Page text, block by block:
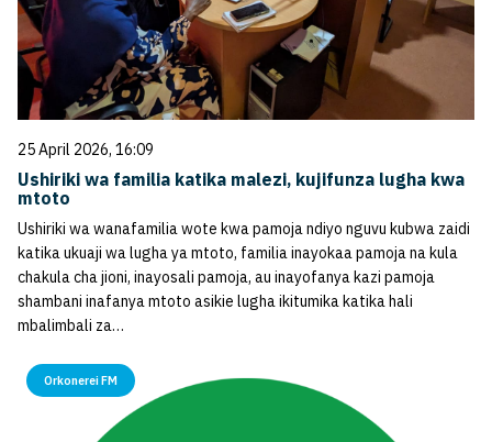
25 April 2026, 16:09
Ushiriki wa familia katika malezi, kujifunza lugha kwa
mtoto
Ushiriki wa wanafamilia wote kwa pamoja ndiyo nguvu kubwa zaidi
katika ukuaji wa lugha ya mtoto, familia inayokaa pamoja na kula
chakula cha jioni, inayosali pamoja, au inayofanya kazi pamoja
shambani inafanya mtoto asikie lugha ikitumika katika hali
mbalimbali za…
Orkonerei FM